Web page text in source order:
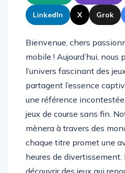
ChatGPT Perplexity
LinkedIn X Grok
Bienvenue, chers
mobile ! Aujourd’hui, nous
l’univers fascinant des
partagent l’essence
une référence incontestée
jeux de course sans fin.
mènera à travers des
chaque titre promet une
heures de divertissement.